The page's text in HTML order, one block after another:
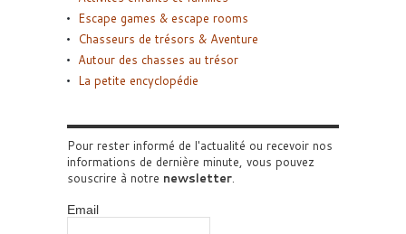
Escape games & escape rooms
Chasseurs de trésors & Aventure
Autour des chasses au trésor
La petite encyclopédie
Pour rester informé de l'actualité ou recevoir nos
informations de dernière minute, vous pouvez
souscrire à notre newsletter.
Email